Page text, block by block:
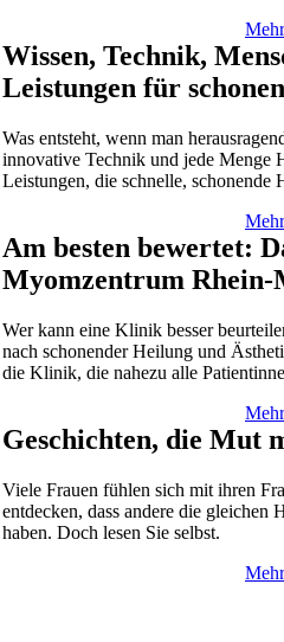
Mehr
Wissen, Technik,
Leistungen für
Was entsteht, wenn man
innovative Technik und jede Menge
Leistungen, die schnelle, schonende
Mehr
Am besten bewertet:
Myomzentrum Rhein-
Wer kann eine Klinik besser
nach schonender Heilung und
die Klinik, die nahezu alle
Mehr
Geschichten, die Mut
Viele Frauen fühlen sich mit ihren
entdecken, dass andere die gleichen
haben. Doch lesen Sie selbst.
Mehr